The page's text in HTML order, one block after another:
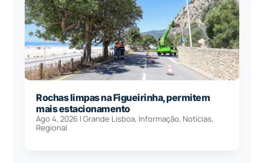
Rochas limpas na Figueirinha, permitem
mais estacionamento
Ago 4, 2026 |Grande Lisboa, Informação, Notícias,
Regional